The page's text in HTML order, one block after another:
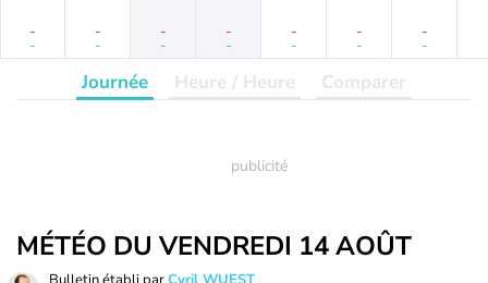
-
-
-
-
-
-
-
-
-
-
-
-
-
-
Journée Heure / Heure Comparer
MÉTÉO DU VENDREDI 14 AOÛT